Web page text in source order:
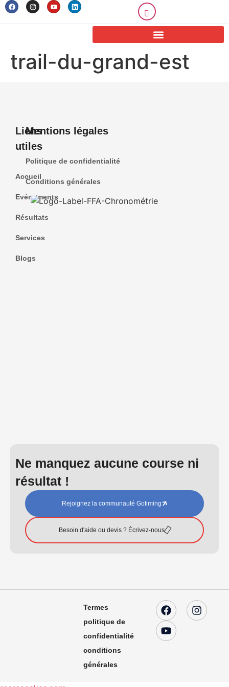
trail-du-grand-est
Liens
utiles
Accueil
Evénements
Résultats
Services
Blogs
Mentions légales
Politique de confidentialité
Conditions générales
Ne manquez aucune course ni
résultat !
Rejoignez la communauté Gotiming
Besoin d'aide ou devis ? Écrivez-nous
Termes
politique de
confidentialité
conditions
générales